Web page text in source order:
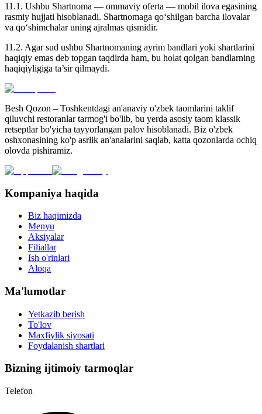
11.1. Ushbu Shartnoma — ommaviy oferta — mobil ilova egasining
rasmiy hujjati hisoblanadi. Shartnomaga qo‘shilgan barcha ilovalar
va qo‘shimchalar uning ajralmas qismidir.
11.2. Agar sud ushbu Shartnomaning ayrim bandlari yoki shartlarini
haqiqiy emas deb topgan taqdirda ham, bu holat qolgan bandlarning
haqiqiyligiga ta’sir qilmaydi.
Besh Qozon – Toshkentdagi an'anaviy o'zbek taomlarini taklif
qiluvchi restoranlar tarmog'i bo'lib, bu yerda asosiy taom klassik
retseptlar bo'yicha tayyorlangan palov hisoblanadi. Biz o'zbek
oshxonasining ko'p asrlik an'analarini saqlab, katta qozonlarda ochiq
olovda pishiramiz.
Kompaniya haqida
Biz haqimizda
Menyu
Aksiyalar
Filiallar
Ish o'rinlari
Aloqa
Ma'lumotlar
Yetkazib berish
To'lov
Maxfiylik siyosati
Foydalanish shartlari
Bizning ijtimoiy tarmoqlar
Telefon